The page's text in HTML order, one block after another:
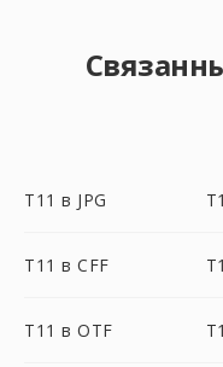
T11 в JPG
T11 в CFF
T11 в OTF